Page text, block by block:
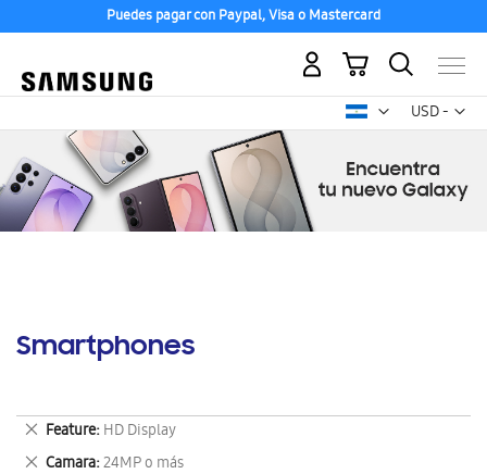
Puedes pagar con Paypal, Visa o Mastercard
USD -
dólar
Mi carrito
Smartphones
Feature HD Display
Eliminar
este
Camara 24MP o más
Eliminar